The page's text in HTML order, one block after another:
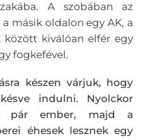
A szobában az
másik oldalon egy AK, a
között kiválóan elfér egy
fogkefével.
készen várjuk, hogy
indulni. Nyolckor
pár ember, majd a
éhesek lesznek egy